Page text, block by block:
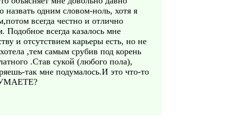
одним словом-ноль, хотя я
всегда честно и отлично
всегда казалось мне
и отсутствием карьеры есть, но не
,тем самым срубив под корень
.Став сукой (любого пола),
так мне подумалось.И это что-то